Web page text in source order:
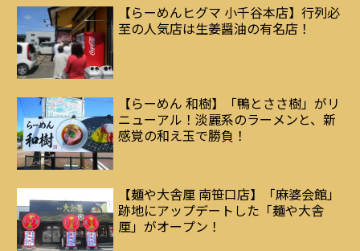
【らーめんヒグマ 小千谷本店】行列必
至の人気店は生姜醤油の有名店！
【らーめん 和樹】「鴨とささ樹」がリ
ニューアル！淡麗系のラーメンと、新
感覚の和え玉で勝負！
【麺や大舎厘 南笹口店】「麻婆会館」
跡地にアップデートした「麺や大舎
厘」がオープン！